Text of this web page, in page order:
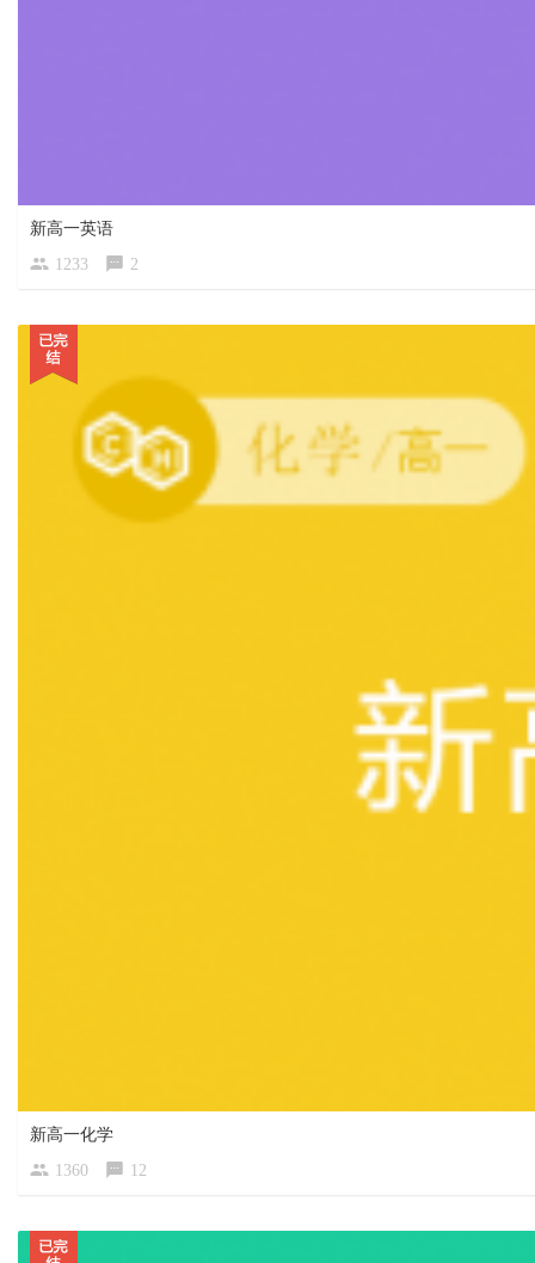
新高一英语
1233
2
新高一化学
1360
12